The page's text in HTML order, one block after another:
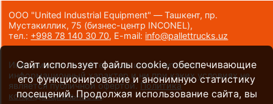
ООО "United Industrial Equipment" — Ташкент, пр.
Мустакиллик, 75 (бизнес-центр INCONEL),
тел.: +998 78 140 30 70, E-mail: info@pallettrucks.uz
Информация на сайте носит исключительно
информационный характер и ни при каких условиях не
является публичной офертой. Политика
конфиденциальности.
Сайт использует файлы cookie, обеспечивающие
его функционирование и анонимную статистику
посещений. Продолжая использование сайта, вы